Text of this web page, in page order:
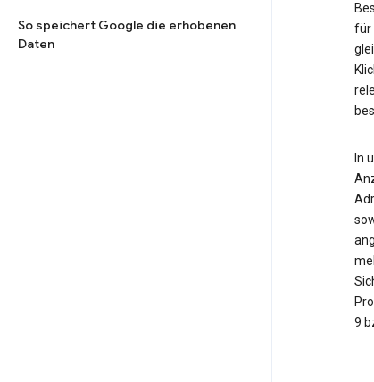
So speichert Google die erhobenen
Daten
für
In
9